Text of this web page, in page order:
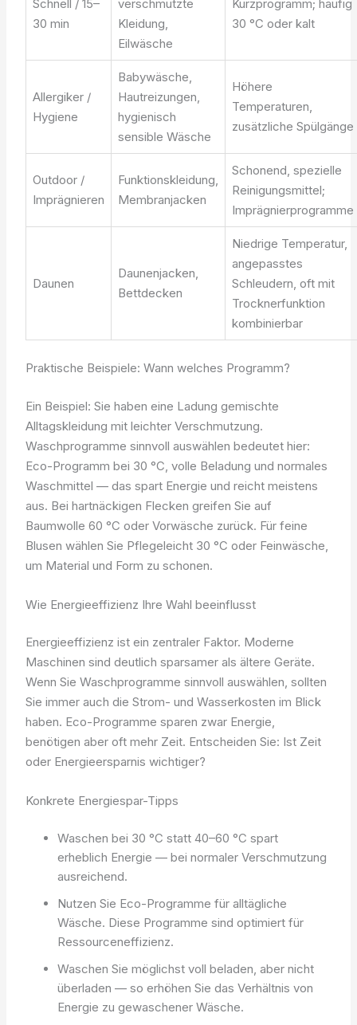
Schnell / 15–
30 min
verschmutzte
Kleidung,
Eilwäsche
Kurzprogramm; häufig
30 °C oder kalt
Allergiker /
Hygiene
Babywäsche,
Hautreizungen,
hygienisch
sensible Wäsche
Höhere
Temperaturen,
zusätzliche Spülgänge
Outdoor /
Imprägnieren
Funktionskleidung,
Membranjacken
Schonend, spezielle
Reinigungsmittel;
Imprägnierprogramme
Daunen
Daunenjacken,
Bettdecken
Niedrige Temperatur,
angepasstes
Schleudern, oft mit
Trocknerfunktion
kombinierbar
Praktische Beispiele: Wann welches Programm?
Ein Beispiel: Sie haben eine Ladung gemischte
Alltagskleidung mit leichter Verschmutzung.
Waschprogramme sinnvoll auswählen bedeutet hier:
Eco-Programm bei 30 °C, volle Beladung und normales
Waschmittel — das spart Energie und reicht meistens
aus. Bei hartnäckigen Flecken greifen Sie auf
Baumwolle 60 °C oder Vorwäsche zurück. Für feine
Blusen wählen Sie Pflegeleicht 30 °C oder Feinwäsche,
um Material und Form zu schonen.
Wie Energieeffizienz Ihre Wahl beeinflusst
Energieeffizienz ist ein zentraler Faktor. Moderne
Maschinen sind deutlich sparsamer als ältere Geräte.
Wenn Sie Waschprogramme sinnvoll auswählen, sollten
Sie immer auch die Strom- und Wasserkosten im Blick
haben. Eco-Programme sparen zwar Energie,
benötigen aber oft mehr Zeit. Entscheiden Sie: Ist Zeit
oder Energieersparnis wichtiger?
Konkrete Energiespar-Tipps
Waschen bei 30 °C statt 40–60 °C spart
erheblich Energie — bei normaler Verschmutzung
ausreichend.
Nutzen Sie Eco-Programme für alltägliche
Wäsche. Diese Programme sind optimiert für
Ressourceneffizienz.
Waschen Sie möglichst voll beladen, aber nicht
überladen — so erhöhen Sie das Verhältnis von
Energie zu gewaschener Wäsche.